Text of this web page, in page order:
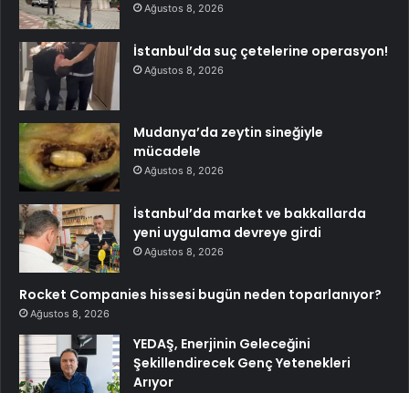
Ağustos 8, 2026
İstanbul’da suç çetelerine operasyon!
Ağustos 8, 2026
Mudanya’da zeytin sineğiyle
mücadele
Ağustos 8, 2026
İstanbul’da market ve bakkallarda
yeni uygulama devreye girdi
Ağustos 8, 2026
Rocket Companies hissesi bugün neden toparlanıyor?
Ağustos 8, 2026
YEDAŞ, Enerjinin Geleceğini
Şekillendirecek Genç Yetenekleri
Arıyor